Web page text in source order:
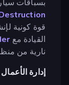
بسباقات
قوة كونية
القيادة مع
نارية من
إدارة الأعمال